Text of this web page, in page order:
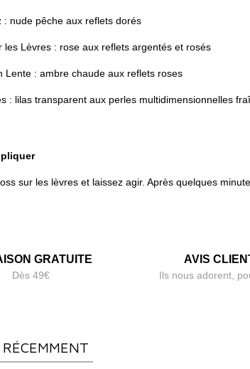
: nude pêche aux reflets dorés
les Lèvres : rose aux reflets argentés et rosés
Lente : ambre chaude aux reflets roses
: lilas transparent aux perles multidimensionnelles
sur les lèvres et laissez agir. Après quelques
GRATUITE
Dès 49€
AVIS
Ils nous adorent,